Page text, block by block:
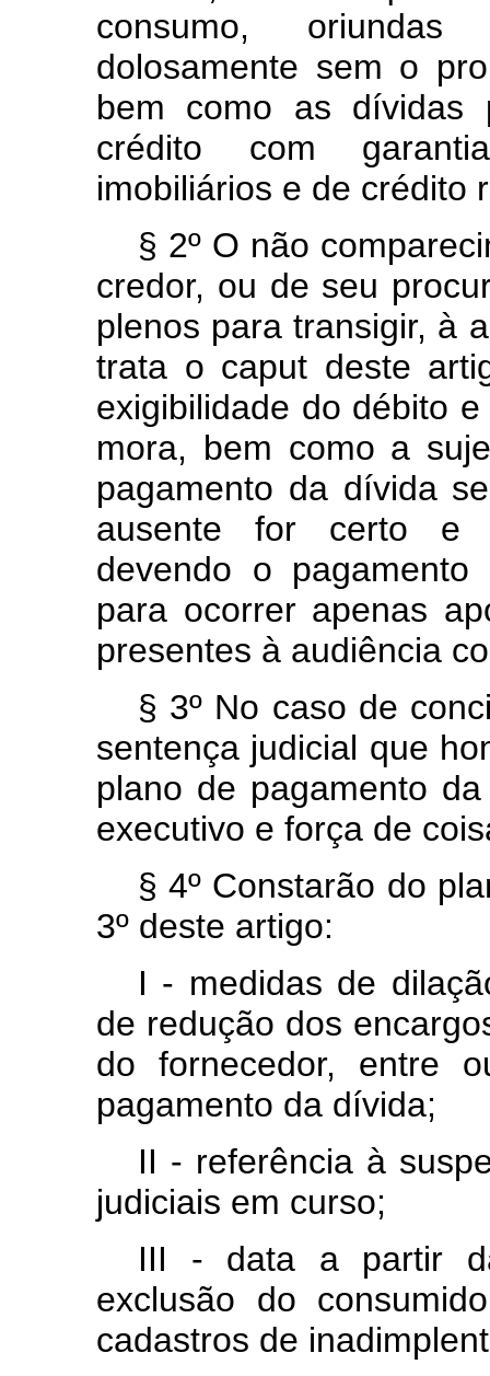
consumo,
dolosamente sem o
bem como as dívidas
crédito com
imobiliários e de crédito
§ 2º O não
credor, ou de seu
plenos para transigir, à
trata o caput deste
exigibilidade do débito
mora, bem como a
pagamento da dívida
ausente for certo e
devendo o
para ocorrer apenas
presentes à audiência
§ 3º No caso de
sentença judicial que
plano de pagamento
executivo e força de
§ 4º Constarão do
3º deste artigo:
I - medidas de
de redução dos
do fornecedor, entre
pagamento da dívida;
II - referência à
judiciais em curso;
III - data a partir
exclusão do
cadastros de